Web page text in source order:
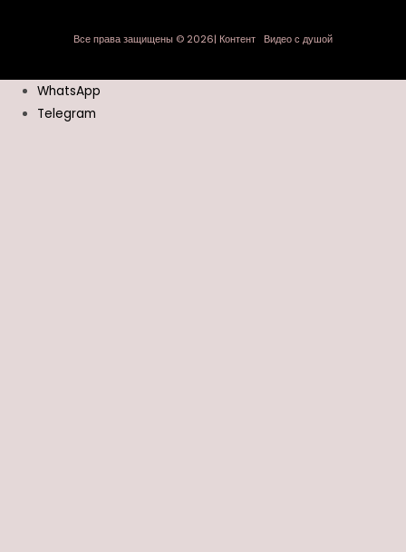
Все права защищены © 2026| Контент Видео с душой
WhatsApp
Telegram